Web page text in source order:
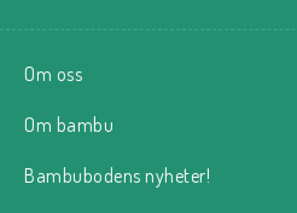
Om oss
Om bambu
Bambubodens nyheter!